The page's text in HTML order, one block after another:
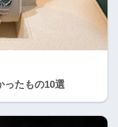
ったもの10選